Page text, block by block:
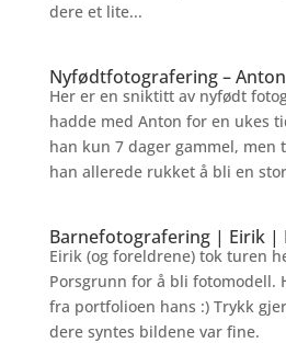
dere et lite...
Nyfødtfotografering –
Her er en sniktitt av nyfødt
hadde med Anton for en ukes
han kun 7 dager gammel, men
han allerede rukket å bli en
Barnefotografering | Eirik |
Eirik (og foreldrene) tok turen
Porsgrunn for å bli fotomodell.
fra portfolioen hans :) Trykk
dere syntes bildene var fine.